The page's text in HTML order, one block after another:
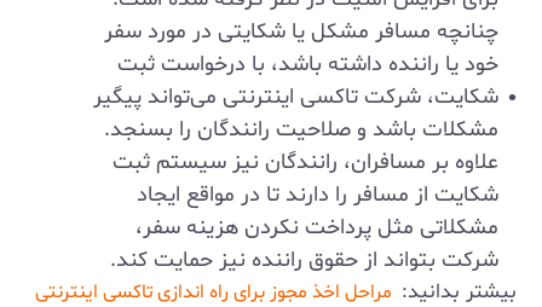
چنانچه مسافر مشکل یا شکایتی در مورد سفر
خود یا راننده داشته باشد، با درخواست ثبت
شکایت، شرکت تاکسی اینترنتی می‌تواند پیگیر
مشکلات باشد و صلاحیت رانندگان را بسنجد.
علاوه بر مسافران، رانندگان نیز سیستم ثبت
شکایت از مسافر را دارند تا در مواقع ایجاد
مشکلاتی مثل پرداخت نکردن هزینه سفر،
شرکت بتواند از حقوق راننده نیز حمایت کند.
بیشتر بدانید: مراحل اخذ مجوز برای راه اندازی تاکسی اینترنتی